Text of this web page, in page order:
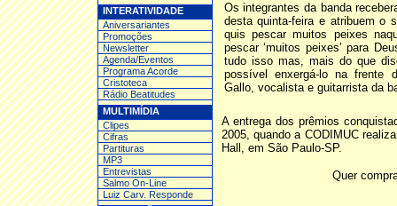
INTERATIVIDADE
Aniversariantes
Promoções
Newsletter
Agenda/Eventos
Programa Acorde
Cristoteca
Rádio Beatitudes
MULTIMÍDIA
Clipes
Cifras
Partituras
MP3
Entrevistas
Salmo On-Line
Luiz Carv. Responde
Os integrantes da banda
desta quinta-feira e atribuem o
quis pescar muitos peixes
pescar ‘muitos peixes’ para
tudo isso mas, mais do que
possível enxergá-lo na frente
Gallo, vocalista e guitarrista da
A entrega dos prêmios
2005, quando a CODIMUC
Hall, em São Paulo-SP.
Quer